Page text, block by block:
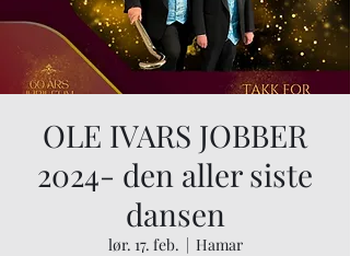
OLE IVARS JOBBER
2024- den aller siste
dansen
lør. 17. feb.
  |
Hamar